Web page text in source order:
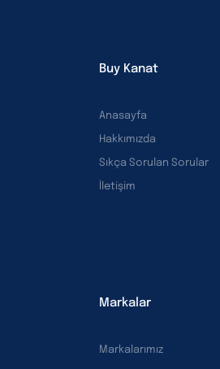
Buy Kanat
Anasayfa
Hakkımızda
Sıkça Sorulan Sorular
İletişim
Markalar
Markalarımız